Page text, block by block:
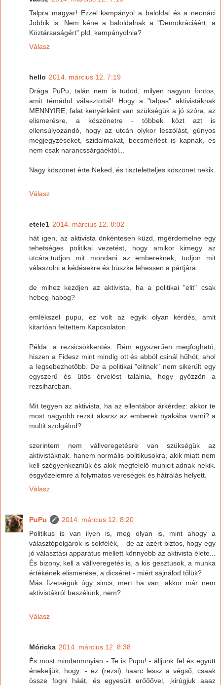
Talpra magyar! Ezzel kampányol a baloldal és a neonáci
Jobbik is. Nem kéne a baloldalnak a "Demokráciáért, a
Köztársaságért" pld. kampányolnia?
Válasz
hello 2014. március 12. 7:19
Drága PuPu, talán nem is tudod, milyen nagyon fontos,
amit témádul választottál! Hogy a "talpas" aktivistáknak
MENNYIRE, falat kenyérként van szükségük a jó szóra, az
elismerésre, a köszönetre - többek közt azt is
ellensúlyozandó, hogy az utcán olykor leszólást, gúnyos
megjegyzéseket, szidalmakat, becsmérlést is kapnak, és
nem csak narancssárgáéktól...
Nagy köszönet érte Neked, és tiszteletteljes köszönet nekik.
Válasz
etele1 2014. március 12. 8:02
hát igen, az aktivista önkéntesen küzd, mgérdemelne egy
tehetséges politikai vezetést, hogy amikor kimegy az
utcára,tudjon mit mondani az embereknek, tudjon mit
válaszolni a kédésekre és büszke lehessen a pártjára.
de mihez kezdjen az aktivista, ha a politikai "elit" csak
hebeg-habog?
emlékszel pupu, ez volt az egyik olyan kérdés, amit
kitartóan feltettem Kapcsolaton.
Példa: a rezsicsökkentés. Rém egyszerűen megfogható,
hiszen a Fidesz mint mindig ott és abból csinál hűhót, ahol
a legsebezhetőbb. De a politikai "elitnek" nem sikerült egy
egyszerű és ütős érvelést találnia, hogy győzzön a
rezsiharcban.
Mit tegyen az aktivista, ha az ellentábor árkérdez: akkor te
most nagyobb rezsit akarsz az emberek nyakába varni? a
multit szolgálod?
szerintem nem vállveregetésre van szükségük az
aktivistáknak. hanem normális politikusokra, akik miatt nem
kell szégyenkezniük és akik megfelelő municit adnak nekik.
ésgyőzelemre a folymatos vereségek és hátrálás helyett.
Válasz
PuPu
2014. március 12. 8:20
Politikus is van ilyen is, meg olyan is, mint ahogy a
választópolgárok is sokfélék, - de az azért biztos, hogy egy
jó választási apparátus mellett könnyebb az aktivista élete...
És bizony, kell a vállveregetés is, a kis gesztusok, a munka
értékének elismerése, a dicséret - miért sajnálod tőlük?
Más fizetségük úgy sincs, mert ha van, akkor már nem
aktivistákról beszélünk, nem?
Válasz
Móricka 2014. március 12. 8:38
És most mindanmnyian - Te is Pupu! - álljunk fel és együtt
énekeljük, hogy: - ez (rezsi) haarc lessz a végső, csaak
össze fogni háát, és egyesült erőőővel, ,kirúgjuk aaaz